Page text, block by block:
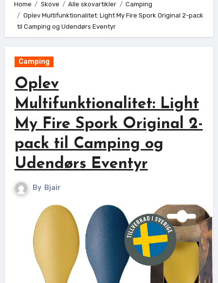
Home Skove Alle skovartikler
Camping
Oplev Multifunktionalitet: Light My Fire Spork Original 2-pack
til Camping og Udendørs Eventyr
Camping
Oplev
Multifunktionalitet: Light
My Fire Spork Original 2-
pack til Camping og
Udendørs Eventyr
By Bjair